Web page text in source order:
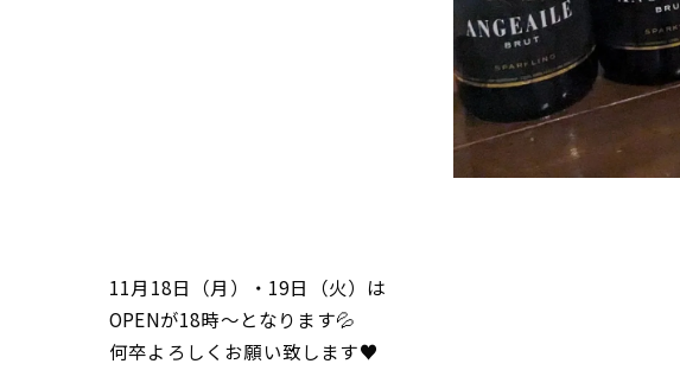
11月18日（月）・19日（火）は
OPENが18時〜となります💦
何卒よろしくお願い致します♥